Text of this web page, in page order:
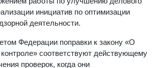
инициатив по оптимизации
деятельности.
Федерации поправки к закону «О
соответствуют действующему
проверок, когда они